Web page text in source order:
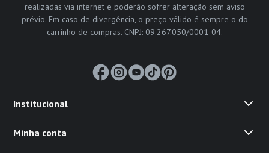
realizadas via internet e poderão sofrer alteração sem aviso
prévio. Em caso de divergência, o preço válido é sempre o do
carrinho de compras. CNPJ: 09.267.050/0001-04.
Institucional
Minha conta